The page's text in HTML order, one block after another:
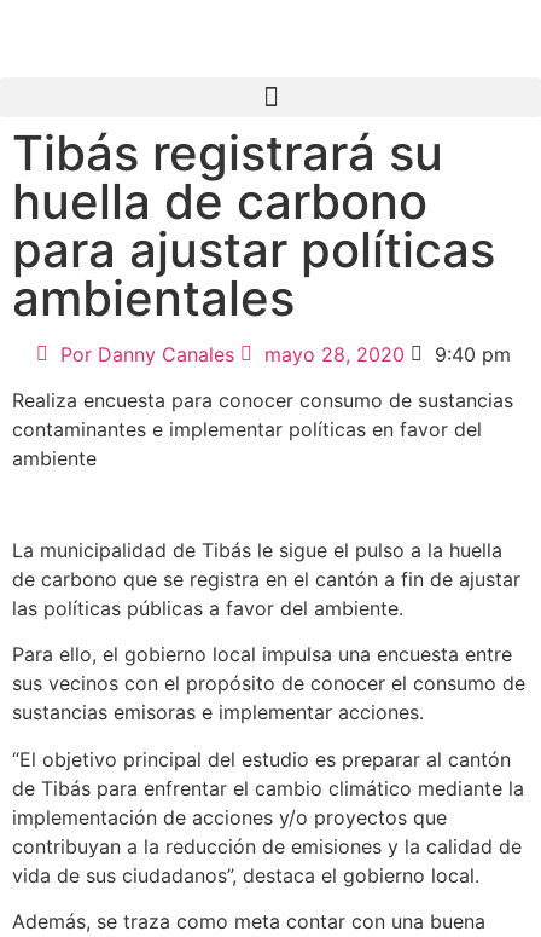
Tibás registrará su
huella de carbono
para ajustar políticas
ambientales
Por Danny Canales mayo 28, 2020
9:40 pm
Realiza encuesta para conocer consumo de sustancias
contaminantes e implementar políticas en favor del
ambiente
La municipalidad de Tibás le sigue el pulso a la huella
de carbono que se registra en el cantón a fin de ajustar
las políticas públicas a favor del ambiente.
Para ello, el gobierno local impulsa una encuesta entre
sus vecinos con el propósito de conocer el consumo de
sustancias emisoras e implementar acciones.
“El objetivo principal del estudio es preparar al cantón
de Tibás para enfrentar el cambio climático mediante la
implementación de acciones y/o proyectos que
contribuyan a la reducción de emisiones y la calidad de
vida de sus ciudadanos”, destaca el gobierno local.
Además, se traza como meta contar con una buena